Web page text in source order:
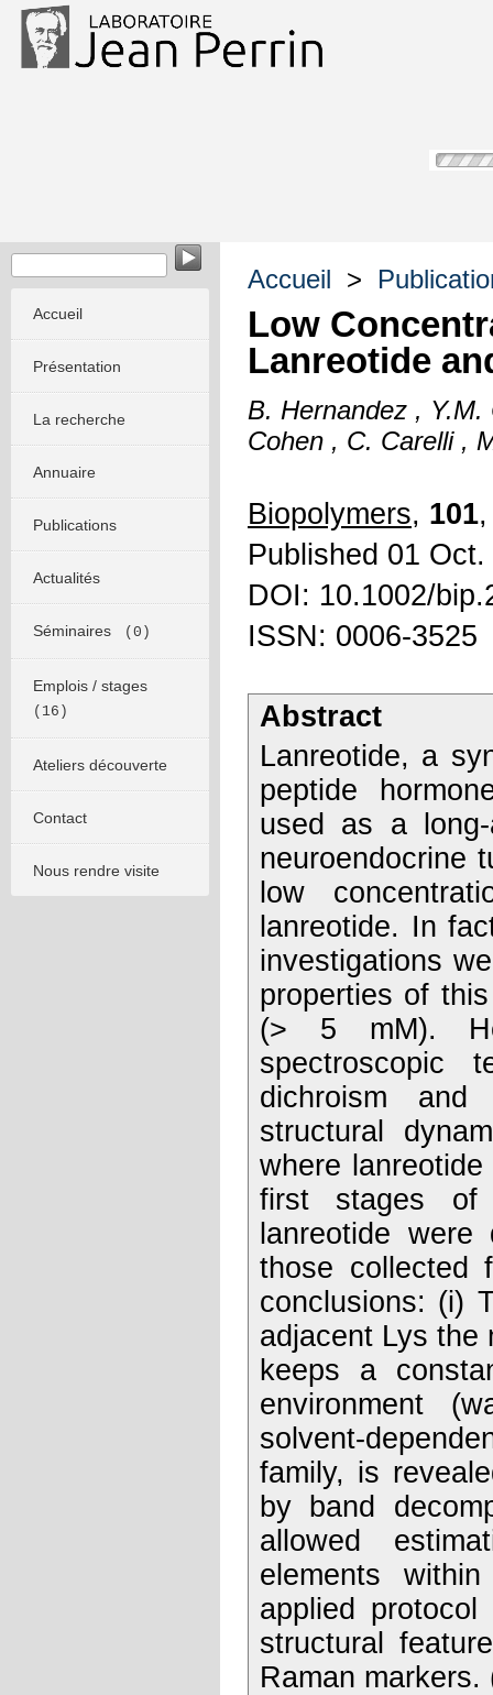
Accueil
Présentation
La recherche
Annuaire
Publications
Actualités
Séminaires (0)
Emplois / stages
(16)
Ateliers découverte
Contact
Nous rendre visite
Accueil >
Low
Lanreotide
B. Hernandez ,
Cohen , C. Carelli ,
Biopolymers, 101
Published 01 Oct.
DOI: 10.1002/
ISSN: 0006-3525
Abstract
Lanreotide, a
peptide
used as a
neuroendocrine
low
lanreotide. In
investigations
properties of
(> 5 mM).
spectroscopic
dichroism
structural
where
first stages of
lanreotide
those collected
conclusions: (i)
adjacent Lys the
keeps a
environment
solvent-
family, is
by band
allowed
elements
applied
structural
Raman